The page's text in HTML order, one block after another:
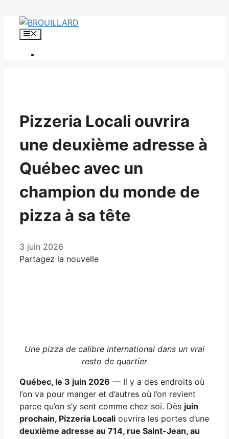
Aller
Menu
Pizzeria Locali ouvrira
une deuxième adresse à
Québec avec un
champion du monde de
pizza à sa tête
3 juin 2026
Partagez la nouvelle
Une pizza de calibre international dans un vrai
resto de quartier
Québec, le 3 juin 2026 — Il y a des endroits où
l’on va pour manger et d’autres où l’on revient
parce qu’on s’y sent comme chez soi. Dès juin
prochain, Pizzeria Locali ouvrira les portes d’une
deuxième adresse au 714, rue Saint-Jean, au